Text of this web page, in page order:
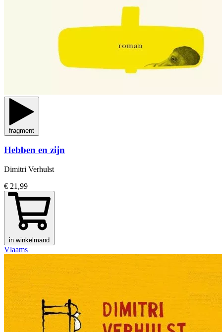
fragment
Hebben en zijn
Dimitri Verhulst
€ 21,99
in winkelmand
Vlaams